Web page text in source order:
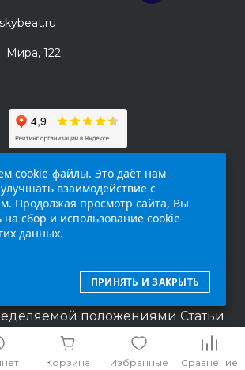
Корзина Избранные Сравнение
Мира, 122
сайт (
информационный характер и
не является публичной
положениями Статьи
кодекса Российской
Федерации.
cookie-файлы. Это даёт нам
взаимодействие с
Продолжая просмотр сайта, Вы
на сбор и использование cookie-
данных.
ПРИНЯТЬ И ЗАКРЫТЬ